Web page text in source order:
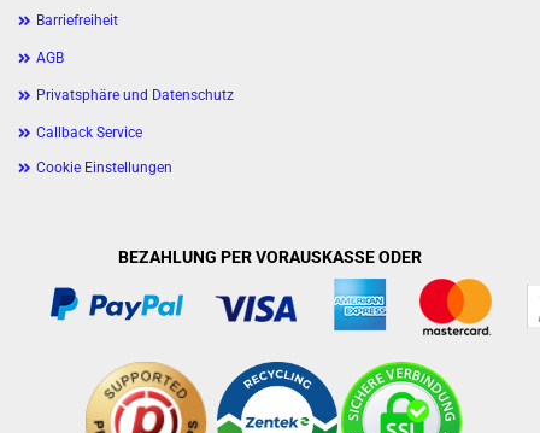
Barriefreiheit
AGB
Privatsphäre und Datenschutz
Callback Service
Cookie Einstellungen
BEZAHLUNG PER VORAUSKASSE ODER